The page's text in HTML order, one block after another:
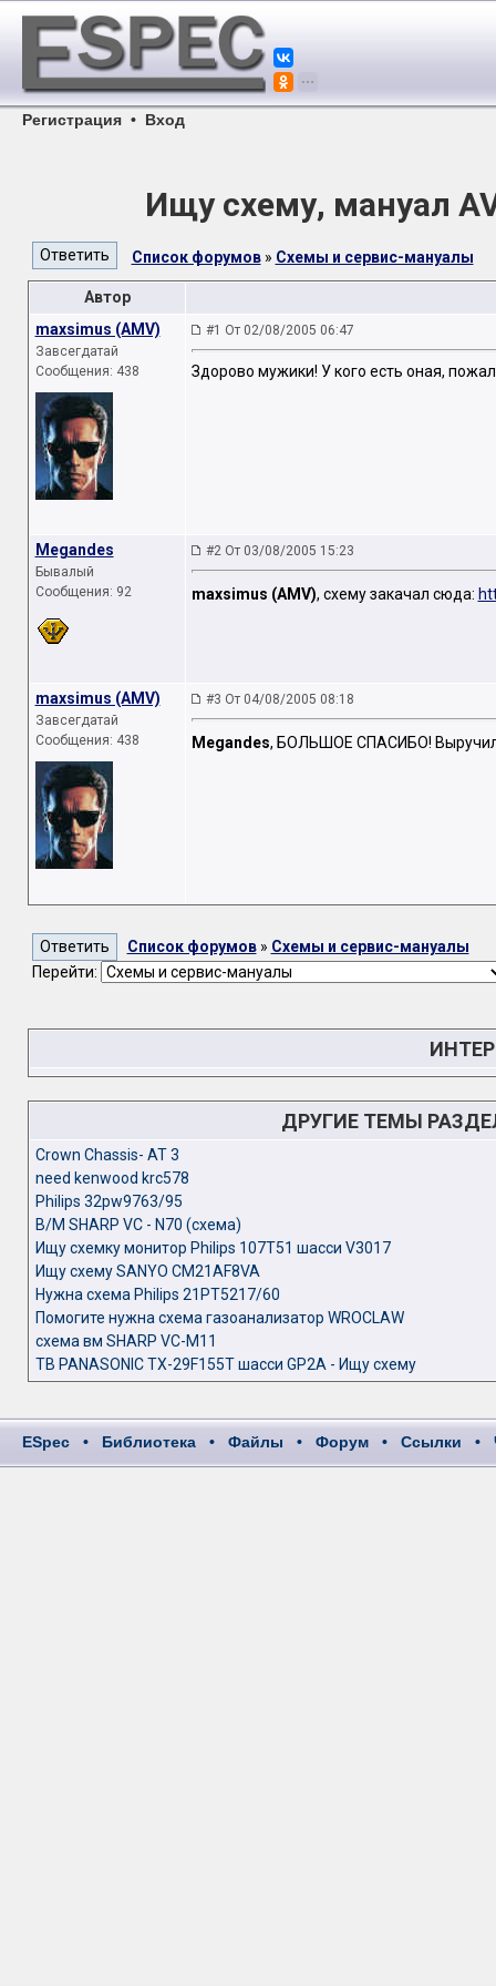
Регистрация • Вход
Ищу схему, мануал
Список форумов» Схемы и сервис-мануалы
Автор
maxsimus (AMV)
Завсегдатай
Сообщения: 438
#1 От 02/08/2005 06:47
Здорово мужики! У кого есть оная,
Megandes
Бывалый
Сообщения: 92
#2 От 03/08/2005 15:23
maxsimus (AMV), схему закачал сюда:
maxsimus (AMV)
Завсегдатай
Сообщения: 438
#3 От 04/08/2005 08:18
Megandes, БОЛЬШОЕ СПАСИБО!
Список форумов» Схемы и сервис-мануалы
Перейти:
ДРУГИЕ ТЕМЫ
Crown Chassis- AT 3
need kenwood krc578
Philips 32pw9763/95
В/М SHARP VC - N70 (схема)
Ищу схемку монитор Philips 107T51 шасси V3017
Ищу схему SANYO CM21AF8VA
Нужна схема Philips 21PT5217/60
Помогите нужна схема газоанализатор WROCLAW
схема вм SHARP VC-M11
ТВ PANASONIC TX-29F155T шасси GP2A - Ищу схему
ESpec • Библиотека • Файлы • Форум • Ссылки •